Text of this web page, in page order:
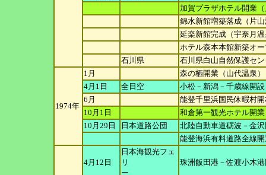
加賀プラザホテル開業
錦水新館増築落成（片
延楽新館完成（宇奈月
ホテル森本本館新築オ
石川県
石川県白山自然保護セ
1974年
1月
森の栖開業（山代温泉）
4月1日
全日空
小松－新潟－千歳線開
6月
能登千里浜国民休暇村
10月1日
和倉第一観光ホテル開業
10月29日
日本道路公団
北陸自動車道砺波－金
能登海浜有料道路全線
4月12日
日本海観光フェ
リ
ー
珠洲飯田港－佐渡小木